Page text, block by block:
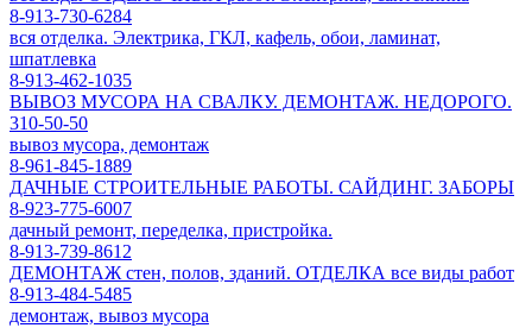
8-913-730-6284
вся отделка. Электрика, ГКЛ, кафель, обои, ламинат,
шпатлевка
8-913-462-1035
ВЫВОЗ МУСОРА НА СВАЛКУ. ДЕМОНТАЖ. НЕДОРОГО.
310-50-50
вывоз мусора, демонтаж
8-961-845-1889
ДАЧНЫЕ СТРОИТЕЛЬНЫЕ РАБОТЫ. САЙДИНГ. ЗАБОРЫ
8-923-775-6007
дачный ремонт, переделка, пристройка.
8-913-739-8612
ДЕМОНТАЖ стен, полов, зданий. ОТДЕЛКА все виды работ
8-913-484-5485
демонтаж, вывоз мусора